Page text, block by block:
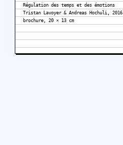
Régulation des temps et des émotions
Tristan Lavoyer & Andreas Hochuli, 2016
brochure, 20 × 13 cm